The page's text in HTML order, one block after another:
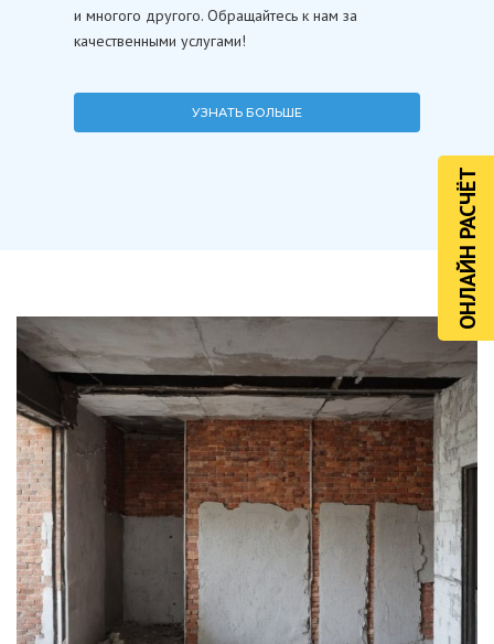
ОНЛАЙН РАСЧЁТ
и многого другого. Обращайтесь к нам за
качественными услугами!
УЗНАТЬ БОЛЬШЕ